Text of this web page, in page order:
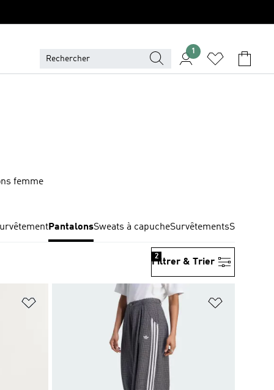
1
femme
PantalonsSweats à capucheSurvêtementsSweat-
Filtrer & Trier
2
Ajouter à la Liste de produits favoris